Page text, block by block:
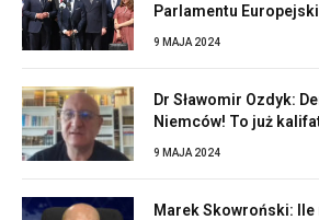
Parlamentu
9 MAJA 2024
Dr Sławomir Ozdyk:
Niemców! To już
9 MAJA 2024
Marek Skowroński: Ile